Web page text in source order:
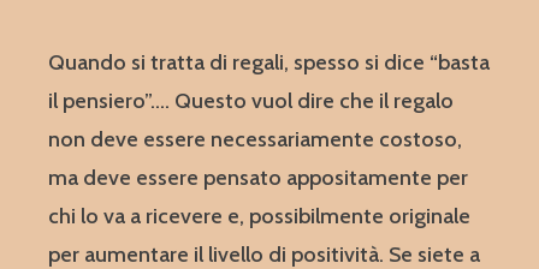
Quando si tratta di regali, spesso si dice “basta
il pensiero”…. Questo vuol dire che il regalo
non deve essere necessariamente costoso,
ma deve essere pensato appositamente per
chi lo va a ricevere e, possibilmente originale
per aumentare il livello di positività. Se siete a